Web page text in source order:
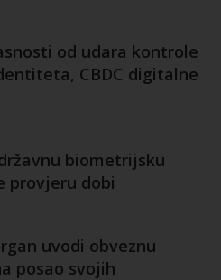
od udara kontrole
CBDC digitalne
biometrijsku
provjeru dobi
uvodi obveznu
posao svojih